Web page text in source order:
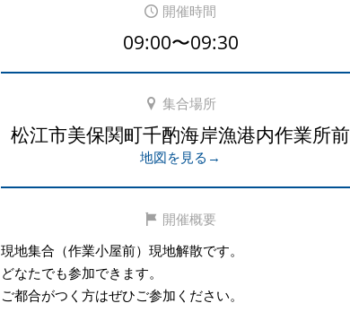
開催時間
09:00〜09:30
集合場所
松江市美保関町千酌海岸漁港内作業所前
地図を見る→
開催概要
現地集合（作業小屋前）現地解散です。
どなたでも参加できます。
ご都合がつく方はぜひご参加ください。